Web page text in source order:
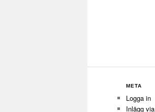
META
Logga in
Inlägg via